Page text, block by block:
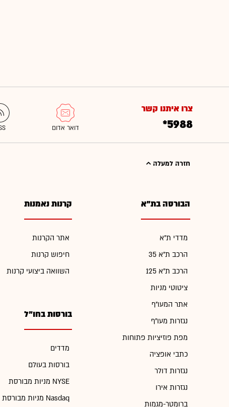
צרו איתנו קשר
*5988
חזרה למעלה
הבורסה בת"א
מדדי ת"א
הרכב ת"א 35
הרכב ת"א 125
ציטוטי מניות
אתר המעו"ף
נגזרות מעו"ף
מפת פוזיציות פתוחות
כתבי אופציה
נגזרות דולר
נגזרות אירו
ברומטר-מגמות
קרנות נאמנות
אתר הקרנות
חיפוש קרנות
השוואה ביצועי קרנות
בורסות בחו"ל
מדדים
בורסות בעולם
מניות מבורסת NYSE
מניות מבורסת Nasdaq